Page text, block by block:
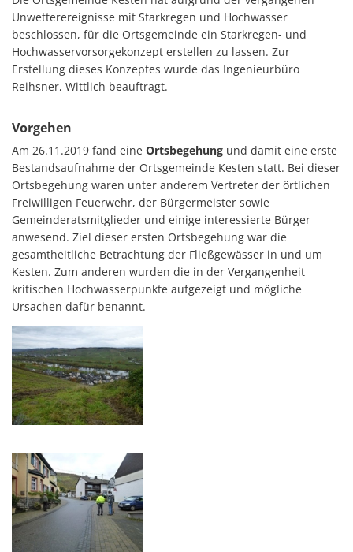
Lebenslagen
Mitfahrerbank
Moselbad
Räume und
Redaktion Mitteilungblatt
Senioreninfos
Städtepartnerschaft
Haushaltssatzungen
Karten und Pläne
KipKi-Förderungen
Satzungen
Standesamt
Verbandsgemeindewerke
Schiedsmänner
Unwetterereignisse mit Starkregen und Hochwasser
beschlossen, für die Ortsgemeinde ein Starkregen- und
Hochwasservorsorgekonzept erstellen zu lassen. Zur
Erstellung dieses Konzeptes wurde das Ingenieurbüro
Reihsner, Wittlich beauftragt.
Vorgehen
Am 26.11.2019 fand eine Ortsbegehung und damit eine erste
Bestandsaufnahme der Ortsgemeinde Kesten statt. Bei dieser
Ortsbegehung waren unter anderem Vertreter der örtlichen
Freiwilligen Feuerwehr, der Bürgermeister sowie
Gemeinderatsmitglieder und einige interessierte Bürger
anwesend. Ziel dieser ersten Ortsbegehung war die
gesamtheitliche Betrachtung der Fließgewässer in und um
Kesten. Zum anderen wurden die in der Vergangenheit
kritischen Hochwasserpunkte aufgezeigt und mögliche
Ursachen dafür benannt.